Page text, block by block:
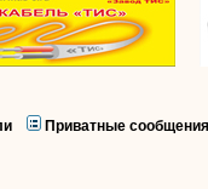
Приватные сообщения